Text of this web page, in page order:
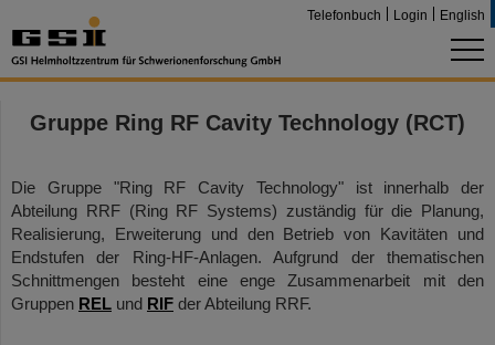
Telefonbuch Login English
Gruppe Ring RF Cavity Technology (RCT)
Die Gruppe "Ring RF Cavity Technology" ist innerhalb der
Abteilung RRF (Ring RF Systems) zuständig für die Planung,
Realisierung, Erweiterung und den Betrieb von Kavitäten und
Endstufen der Ring-HF-Anlagen. Aufgrund der thematischen
Schnittmengen besteht eine enge Zusammenarbeit mit den
Gruppen REL und RIF der Abteilung RRF.